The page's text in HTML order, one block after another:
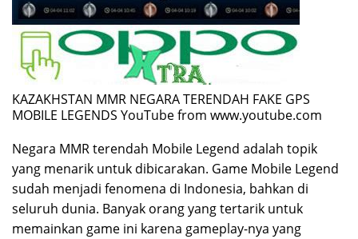
KAZAKHSTAN MMR NEGARA TERENDAH FAKE GPS
MOBILE LEGENDS YouTube from www.youtube.com
Negara MMR terendah Mobile Legend adalah topik
yang menarik untuk dibicarakan. Game Mobile Legend
sudah menjadi fenomena di Indonesia, bahkan di
seluruh dunia. Banyak orang yang tertarik untuk
memainkan game ini karena gameplay-nya yang